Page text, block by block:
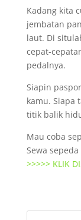
Kadang kita
jembatan
laut. Di
cepat-
pedalnya.
Siapin
kamu. Siapa
titik balik
Mau coba
Sewa
>>>>> KLIK